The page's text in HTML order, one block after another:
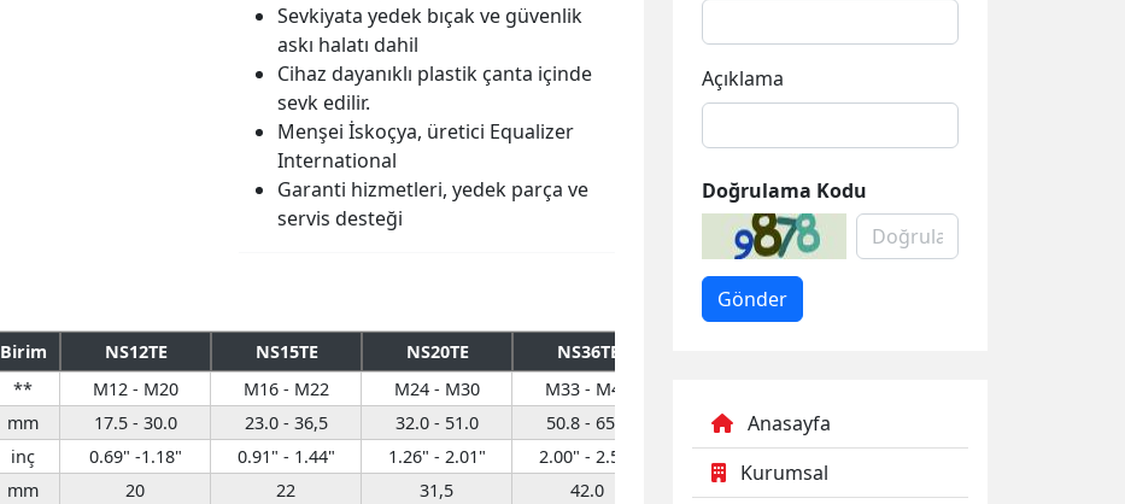
Sevkiyata yedek bıçak ve güvenlik
askı halatı dahil
Cihaz dayanıklı plastik çanta içinde
sevk edilir.
Menşei İskoçya, üretici Equalizer
International
Garanti hizmetleri, yedek parça ve
servis desteği
Birim NS12TE NS15TE NS20TE
NS36TE
** M12 - M20 M16 - M22 M24 - M30
M33 - M42
mm 17.5 - 30.0 23.0 - 36,5 32.0 - 51.0
50.8 - 65.0
inç 0.69" -1.18" 0.91" - 1.44" 1.26" - 2.01"
2.00" - 2.56"
mm 20 22 31,5
42.0
Açıklama
Doğrulama Kodu
Anasayfa
Kurumsal